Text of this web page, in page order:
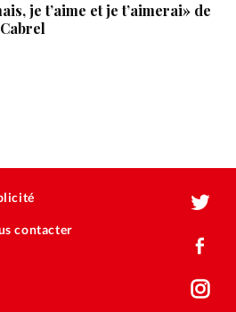
je t’aime et je t’aimerai» de
contacter